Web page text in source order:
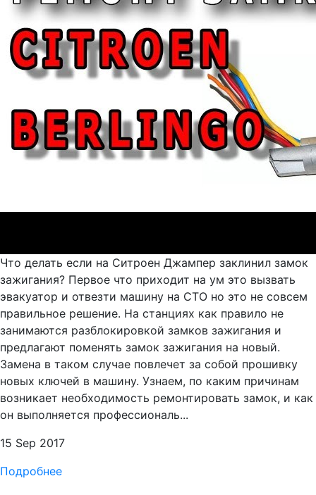
Что делать если на Ситроен Джампер заклинил замок
зажигания? Первое что приходит на ум это вызвать
эвакуатор и отвезти машину на СТО но это не совсем
правильное решение. На станциях как правило не
занимаются разблокировкой замков зажигания и
предлагают поменять замок зажигания на новый.
Замена в таком случае повлечет за собой прошивку
новых ключей в машину. Узнаем, по каким причинам
возникает необходимость ремонтировать замок, и как
он выполняется профессиональ...
15 Sep 2017
Подробнее